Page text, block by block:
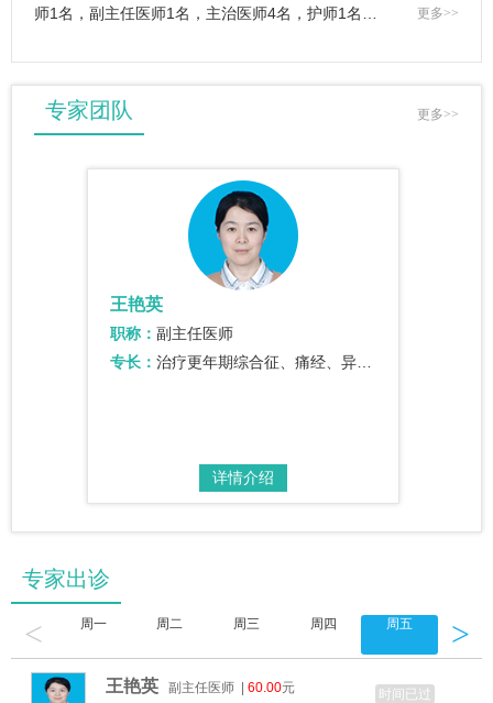
师1名，副主任医师1名，主治医师4名，护师1名…
更多>>
更多>>
专家团队
王艳英
职称：副主任医师
专长：治疗更年期综合征、痛经、异常子宫出血、、多囊卵巢综合征、不孕不育、月经失调、…
详情介绍
专家出诊
< 周一 周二 周三 周四 周五 >
王艳英 副主任医师 | 60.00元
时间已过